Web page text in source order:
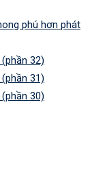
phú hơn phát
32)
31)
30)